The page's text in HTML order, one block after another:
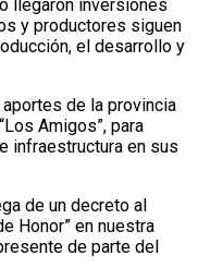
llegaron inversiones
y productores siguen
el desarrollo y
de la provincia
Amigos”, para
infraestructura en sus
de un decreto al
Honor” en nuestra
de parte del